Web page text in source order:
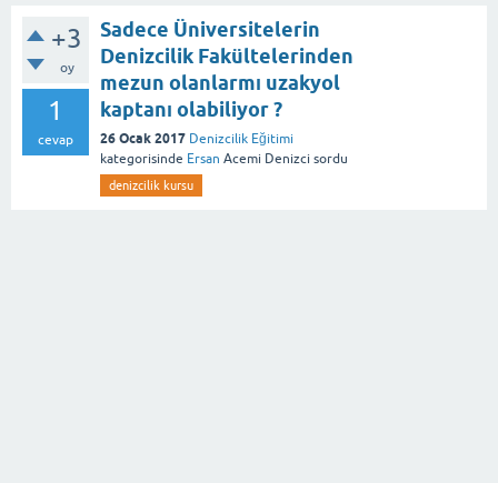
+3
oy
1
cevap
Sadece Üniversitelerin
Denizcilik Fakültelerinden
mezun olanlarmı uzakyol
kaptanı olabiliyor ?
26 Ocak 2017 Denizcilik Eğitimi
kategorisinde Ersan Acemi Denizci sordu
denizcilik kursu